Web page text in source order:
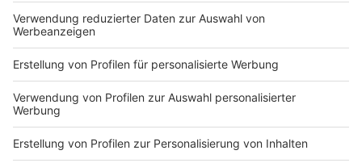
Du hast dir noch keine Artikel gemerkt
Markiere sie hierfür mit einem